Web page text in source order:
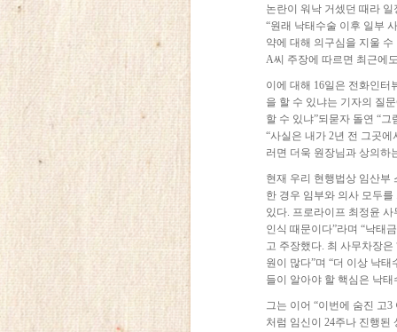
논란이 워낙 거셌던 때라
“원래 낙태수술 이후 일부
약에 대해 의구심을 지울 수
A씨 주장에 따르면 최근에
이에 대해 16일은 전화인터
을 할 수 있냐는 기자의 질
할 수 있냐”되묻자 돌연 “
“사실은 내가 2년 전 그곳
러면 더욱 원장님과 상의하
현재 우리 현행법상 임산부
한 경우 임부와 의사 모두
있다. 프로라이프 최정윤
인식 때문이다”라며 “낙태
고 주장했다. 최 사무차장
원이 많다”며 “더 이상 낙
들이 알아야 할 핵심은 낙
그는 이어 “이번에 숨진 고
처럼 임신이 24주나 진행된